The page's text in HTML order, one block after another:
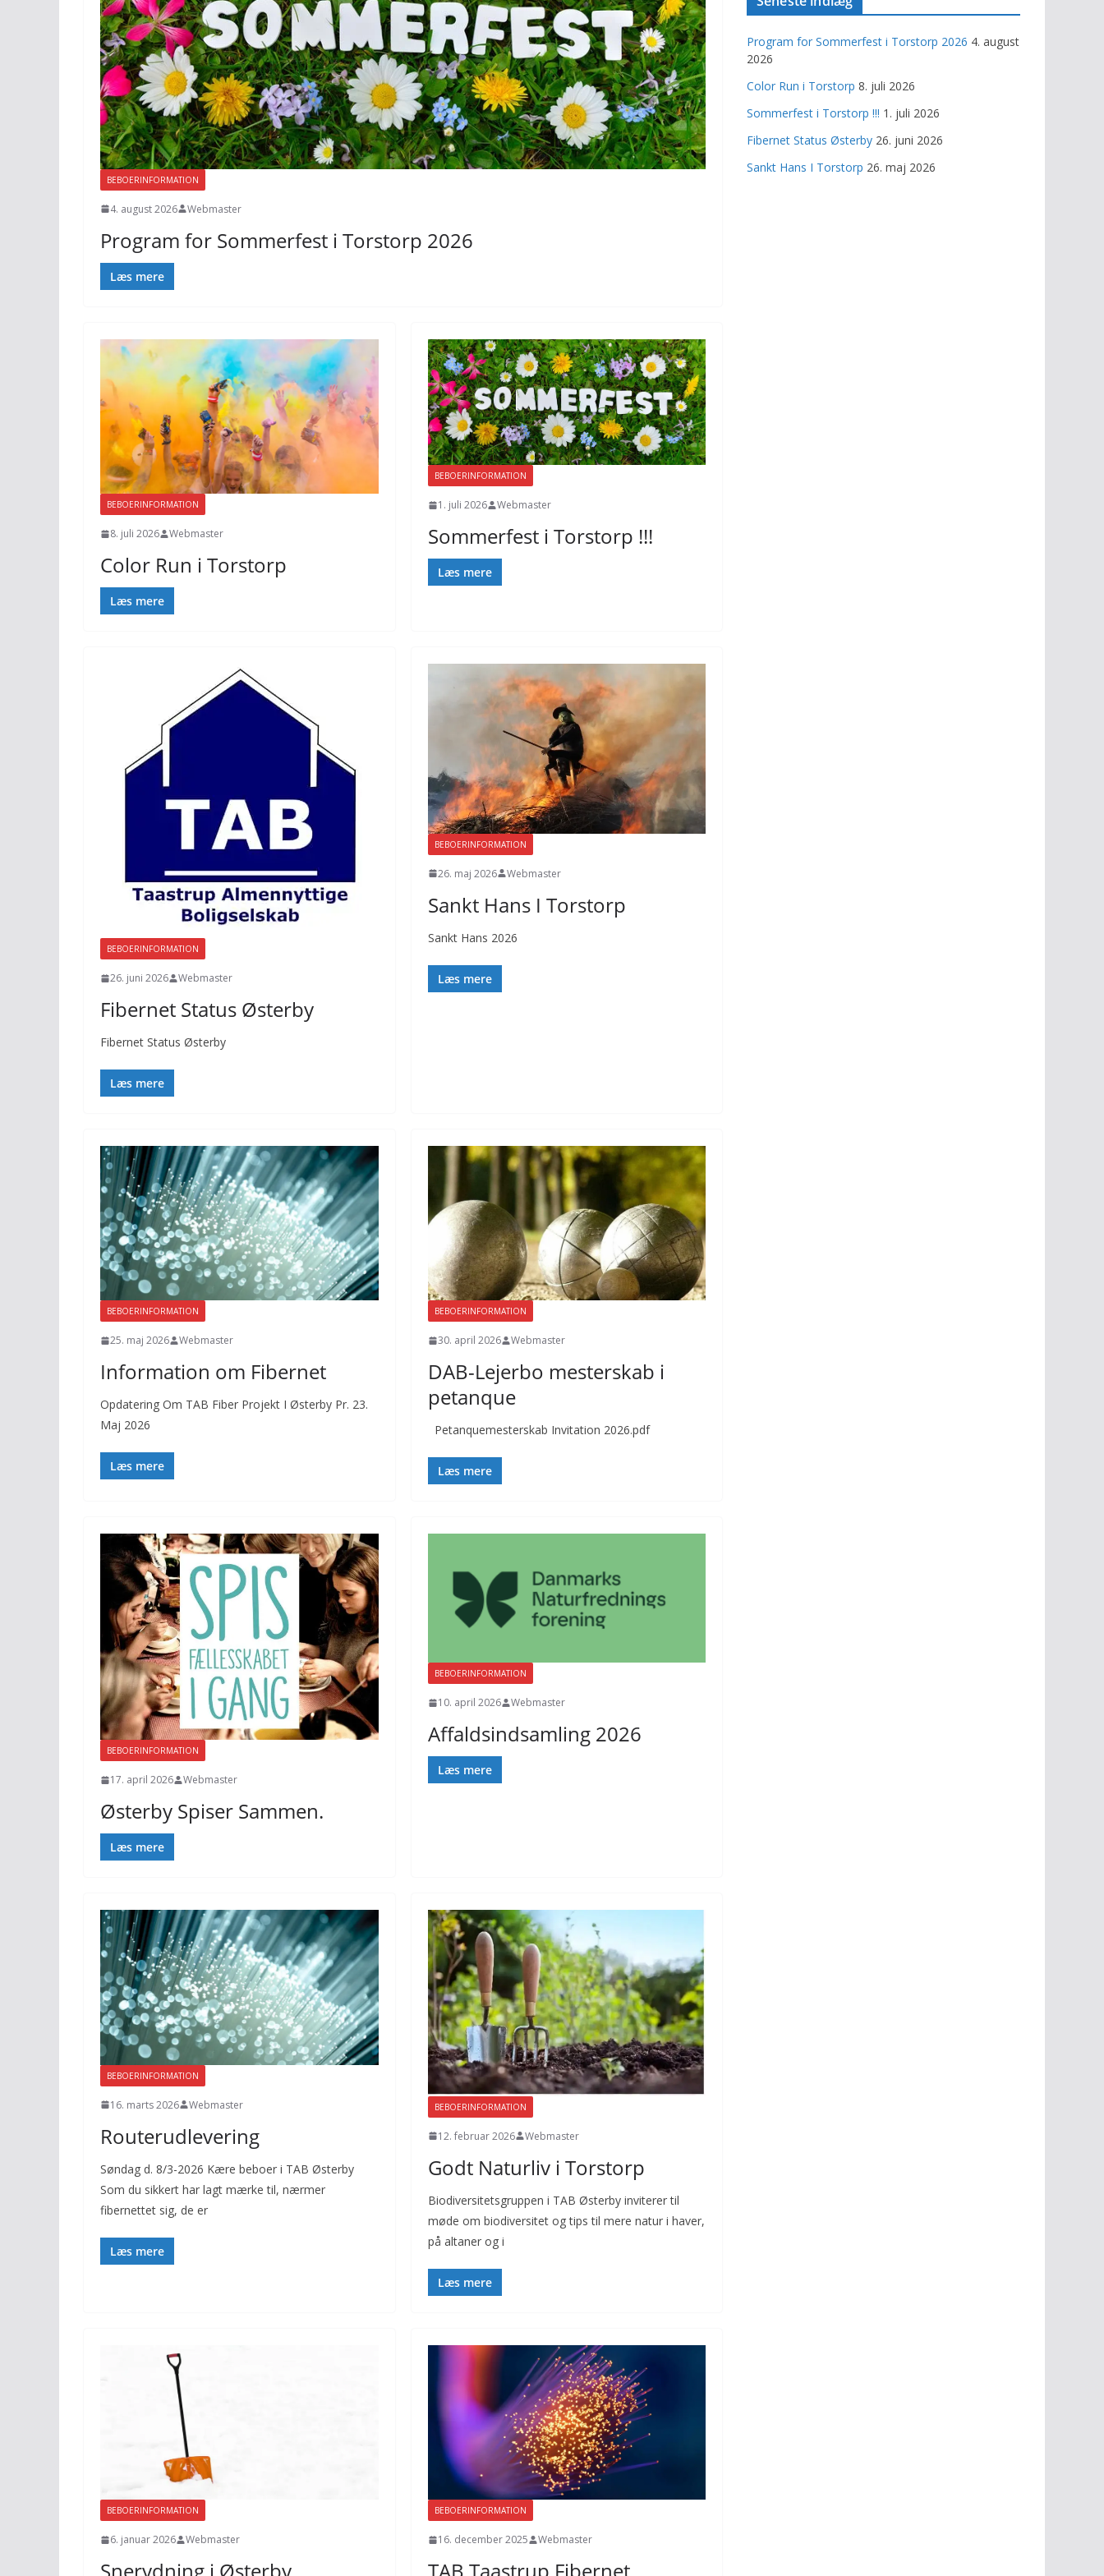
BEBOERINFORMATION
4. august 2026 Webmaster
Program for Sommerfest i Torstorp 2026
Læs mere
BEBOERINFORMATION
8. juli 2026 Webmaster
Color Run i Torstorp
Læs mere
BEBOERINFORMATION
1. juli 2026 Webmaster
Sommerfest i Torstorp !!!
Læs mere
BEBOERINFORMATION
26. juni 2026 Webmaster
Fibernet Status Østerby
Fibernet Status Østerby
Læs mere
BEBOERINFORMATION
26. maj 2026 Webmaster
Sankt Hans I Torstorp
Sankt Hans 2026
Læs mere
BEBOERINFORMATION
25. maj 2026 Webmaster
Information om Fibernet
Opdatering Om TAB Fiber Projekt I Østerby Pr. 23.
Maj 2026
Læs mere
BEBOERINFORMATION
30. april 2026 Webmaster
DAB-Lejerbo mesterskab i
petanque
Petanquemesterskab Invitation 2026.pdf
Læs mere
BEBOERINFORMATION
17. april 2026 Webmaster
Østerby Spiser Sammen.
Læs mere
BEBOERINFORMATION
10. april 2026 Webmaster
Affaldsindsamling 2026
Læs mere
BEBOERINFORMATION
16. marts 2026 Webmaster
Routerudlevering
Søndag d. 8/3-2026 Kære beboer i TAB Østerby
Som du sikkert har lagt mærke til, nærmer
fibernettet sig, de er
Læs mere
BEBOERINFORMATION
12. februar 2026 Webmaster
Godt Naturliv i Torstorp
Biodiversitetsgruppen i TAB Østerby inviterer til
møde om biodiversitet og tips til mere natur i haver,
på altaner og i
Læs mere
BEBOERINFORMATION
6. januar 2026 Webmaster
BEBOERINFORMATION
16. december 2025 Webmaster
Program for Sommerfest i Torstorp 2026 4. august
2026
Color Run i Torstorp 8. juli 2026
Sommerfest i Torstorp !!! 1. juli 2026
Fibernet Status Østerby 26. juni 2026
Sankt Hans I Torstorp 26. maj 2026